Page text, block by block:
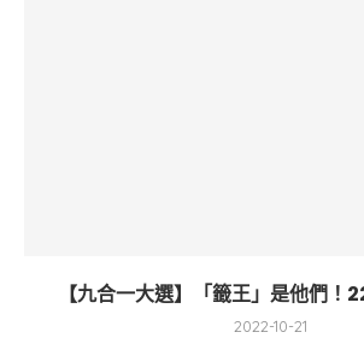
【九合一大選】「籤王」是他們！
2022-10-21